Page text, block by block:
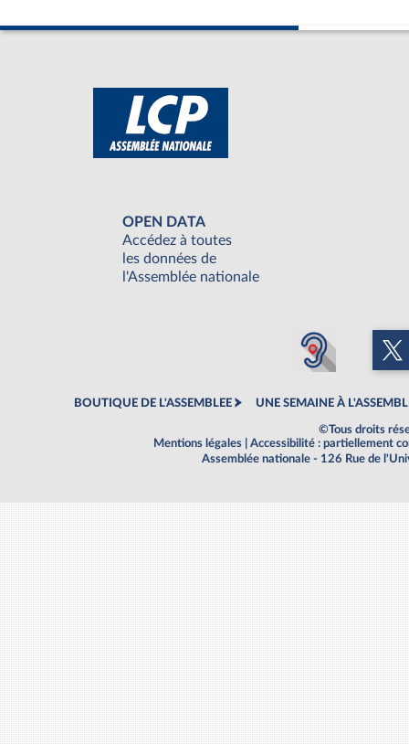
OPEN DATA
Accédez à toutes
les données de
l'Assemblée nationale
BOUTIQUE DE L'ASSEMBLEE UNE SEMAINE À
©Tous droits
Mentions légales
Accessibilité : partiellement
Assemblée nationale - 126 Rue de